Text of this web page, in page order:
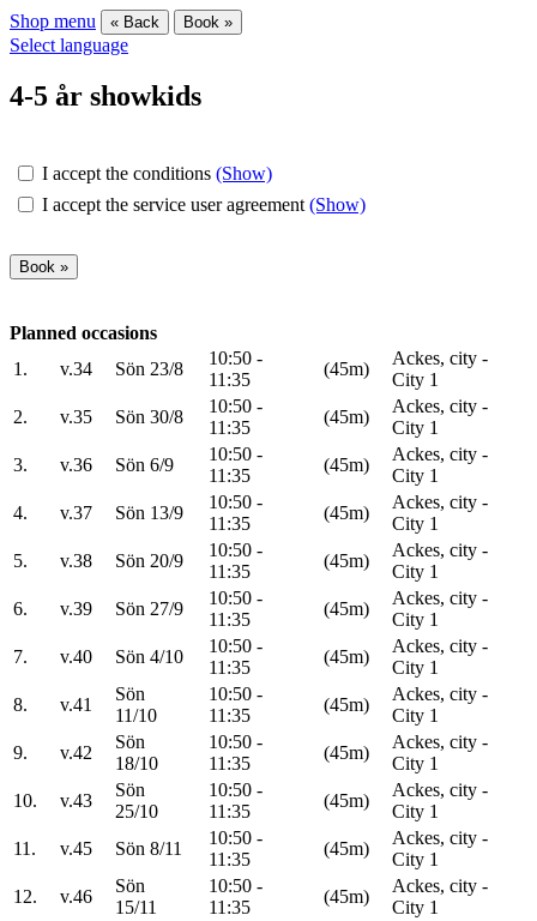
Shop menu « Back Book »
Select language
4-5 år showkids
I accept the conditions (Show)
I accept the service user agreement (Show)
Planned occasions
1.
v.34 Sön 23/8
10:50 -
11:35
(45m)
Ackes, city -
City 1
2.
v.35 Sön 30/8
10:50 -
11:35
(45m)
Ackes, city -
City 1
3.
v.36 Sön 6/9
10:50 -
11:35
(45m)
Ackes, city -
City 1
4.
v.37 Sön 13/9
10:50 -
11:35
(45m)
Ackes, city -
City 1
5.
v.38 Sön 20/9
10:50 -
11:35
(45m)
Ackes, city -
City 1
6.
v.39 Sön 27/9
10:50 -
11:35
(45m)
Ackes, city -
City 1
7.
v.40 Sön 4/10
10:50 -
11:35
(45m)
Ackes, city -
City 1
8.
v.41
Sön
11/10
10:50 -
11:35
(45m)
Ackes, city -
City 1
9.
v.42
Sön
18/10
10:50 -
11:35
(45m)
Ackes, city -
City 1
10.
v.43
Sön
25/10
10:50 -
11:35
(45m)
Ackes, city -
City 1
11.
v.45 Sön 8/11
10:50 -
11:35
(45m)
Ackes, city -
City 1
12.
v.46
Sön
15/11
10:50 -
11:35
(45m)
Ackes, city -
City 1